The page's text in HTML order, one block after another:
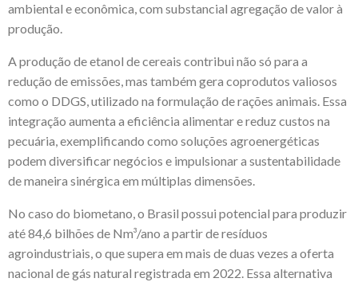
ambiental e econômica, com substancial agregação de valor à
produção.
A produção de etanol de cereais contribui não só para a
redução de emissões, mas também gera coprodutos valiosos
como o DDGS, utilizado na formulação de rações animais. Essa
integração aumenta a eficiência alimentar e reduz custos na
pecuária, exemplificando como soluções agroenergéticas
podem diversificar negócios e impulsionar a sustentabilidade
de maneira sinérgica em múltiplas dimensões.
No caso do biometano, o Brasil possui potencial para produzir
até 84,6 bilhões de Nm³/ano a partir de resíduos
agroindustriais, o que supera em mais de duas vezes a oferta
nacional de gás natural registrada em 2022. Essa alternativa